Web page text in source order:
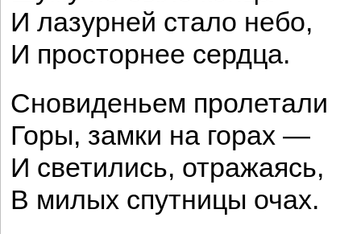
И лазурней стало небо,
И просторнее сердца.
Сновиденьем пролетали
Горы, замки на горах —
И светились, отражаясь,
В милых спутницы очах.